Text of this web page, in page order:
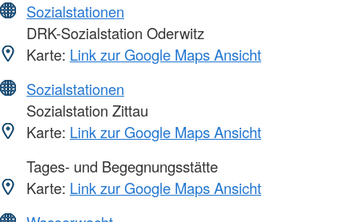
Sozialstationen
DRK-Sozialstation Oderwitz
Karte: Link zur Google Maps Ansicht
Sozialstationen
Sozialstation Zittau
Karte: Link zur Google Maps Ansicht
Tages- und Begegnungsstätte
Karte: Link zur Google Maps Ansicht